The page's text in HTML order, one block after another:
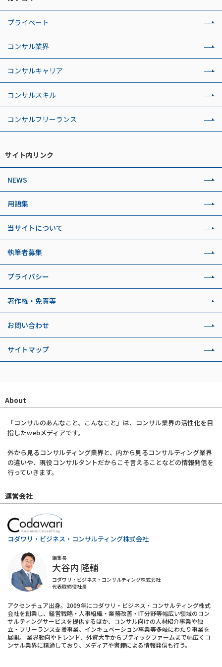
プライベート
コンサル業界
コンサルキャリア
コンサルスキル
コンサルフリーランス
サイト内リンク
NEWS
用語集
当サイトについて
執筆者募集
プライバシー
著作権・免責等
お問い合わせ
サイトマップ
About
「コンサルのあんなこと、こんなこと」は、コンサル業界の活性化を目
指したwebメディアです。
外から見るコンサルティング業界と、内から見るコンサルティング業界
の違いや、現役コンサルタントだからこそ言えることなどの情報発信を
行っていきます。
運営会社
コダワリ・ビジネス・コンサルティング株式会社
編集長
大谷内 隆輔
コダワリ・ビジネス・コンサルティング株式会社
代表取締役社長
アクセンチュア出身。2009年にコダワリ・ビジネス・コンサルティング株式
会社を創業し、経営戦略・人事組織・業務改善・IT分野等幅広い領域のコン
サルティングサービスを提供するほか、コンサル向けの人材紹介事業や独
立・フリーランス支援事業、インキュベーション事業等多岐にわたり事業を
展開。 業界動向やトレンド、外資大手からブティックファームまで幅広くコ
ンサル業界に精通しており、メディアや書籍による情報発信も行う。